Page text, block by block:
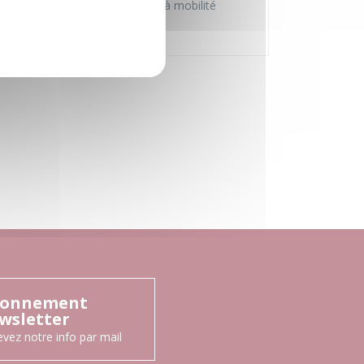
Accessible aux personnes à mobilité
notre info par mail